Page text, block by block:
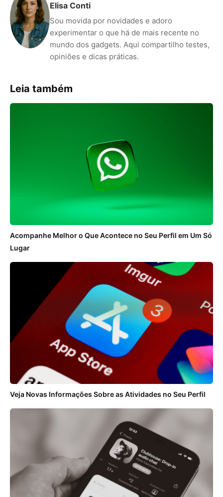
Elisa Conti
Sou movida por novidades e adoro
experimentar o que há de mais recente no
mundo dos gadgets. Aqui compartilho testes,
opiniões e dicas práticas.
Leia também
Acompanhe Melhor o Que Acontece no Seu Perfil em Um Só
Lugar
Veja Novas Informações Sobre as Atividades no Seu Perfil